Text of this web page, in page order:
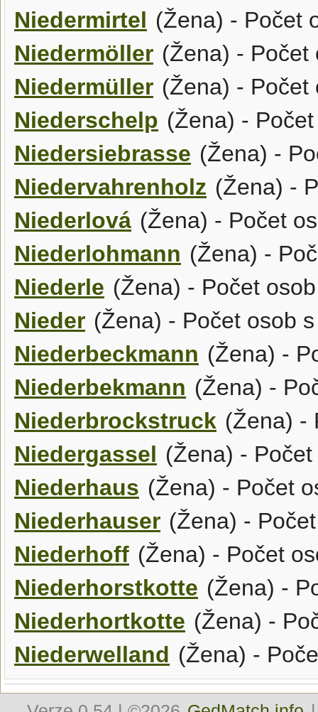
Niedermirtel (Žena) - Počet
Niedermöller (Žena) -
Niedermüller (Žena) -
Niederschelp (Žena) -
Niedersiebrasse (Žena) -
Niedervahrenholz (Žena) -
Niederlová (Žena) - Počet
Niederlohmann (Žena) -
Niederle (Žena) - Počet
Nieder (Žena) - Počet osob
Niederbeckmann (Žena) -
Niederbekmann (Žena) -
Niederbrockstruck (Žena) -
Niedergassel (Žena) -
Niederhaus (Žena) - Počet
Niederhauser (Žena) -
Niederhoff (Žena) - Počet
Niederhorstkotte (Žena) -
Niederhortkotte (Žena) -
Niederwelland (Žena) -